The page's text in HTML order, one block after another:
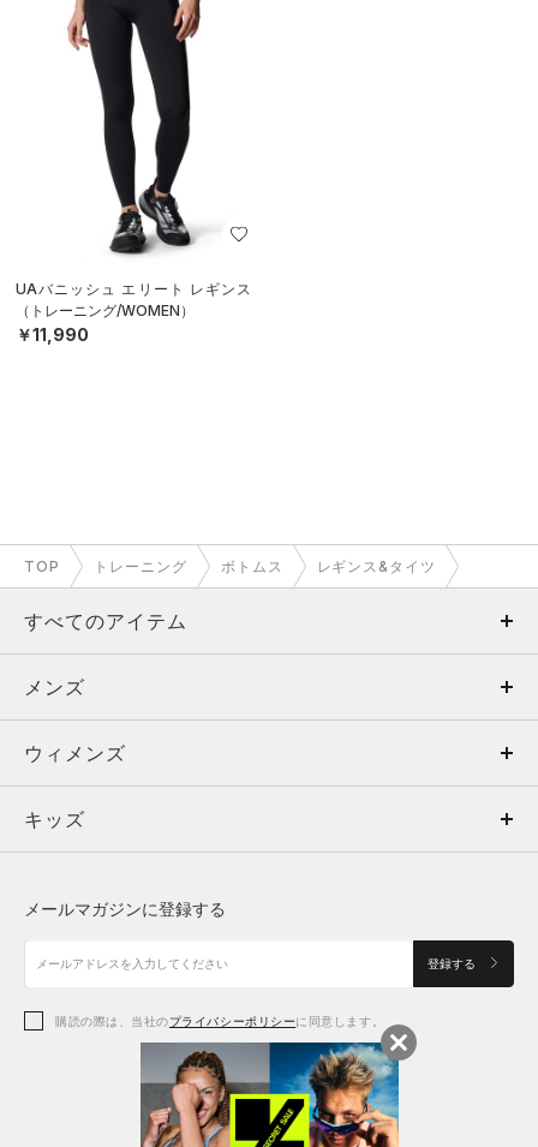
UAバニッシュ エリート レギンス
（トレーニング/WOMEN）
￥11,990
TOP トレーニング ボトムス レギンス&タイツ
すべてのアイテム
メンズ
ウィメンズ
キッズ
アクセサリー
メンズ
トップス
ボトムス
アクセサリー
ウィメンズ
トップス
シューズ
アクセサリー
キッズ
シューズ
メールマガジンに登録する
登録する
購読の際は、当社のプライバシーポリシーに同意します。